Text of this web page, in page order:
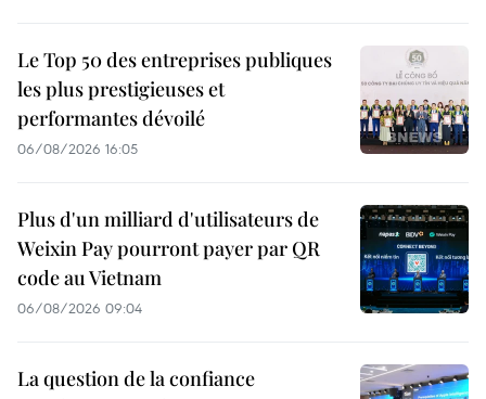
Le Top 50 des entreprises publiques
les plus prestigieuses et
performantes dévoilé
06/08/2026 16:05
Plus d'un milliard d'utilisateurs de
Weixin Pay pourront payer par QR
code au Vietnam
06/08/2026 09:04
La question de la confiance